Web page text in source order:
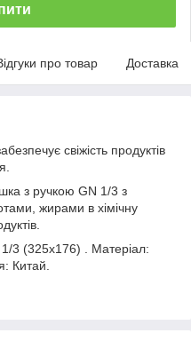
про товар Доставка
свіжість продуктів
з ручкою GN 1/3 з
жирами в хімічну
1/3 (325х176) . Матеріал:
Китай.